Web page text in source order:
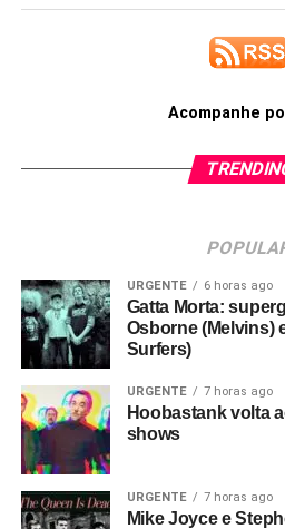
Acompanhe
URGENTE 6 horas ago
Gatta Morta:
Osborne (Melvins)
Surfers)
URGENTE 7 horas ago
Hoobastank volta
shows
URGENTE 7 horas ago
Mike Joyce e